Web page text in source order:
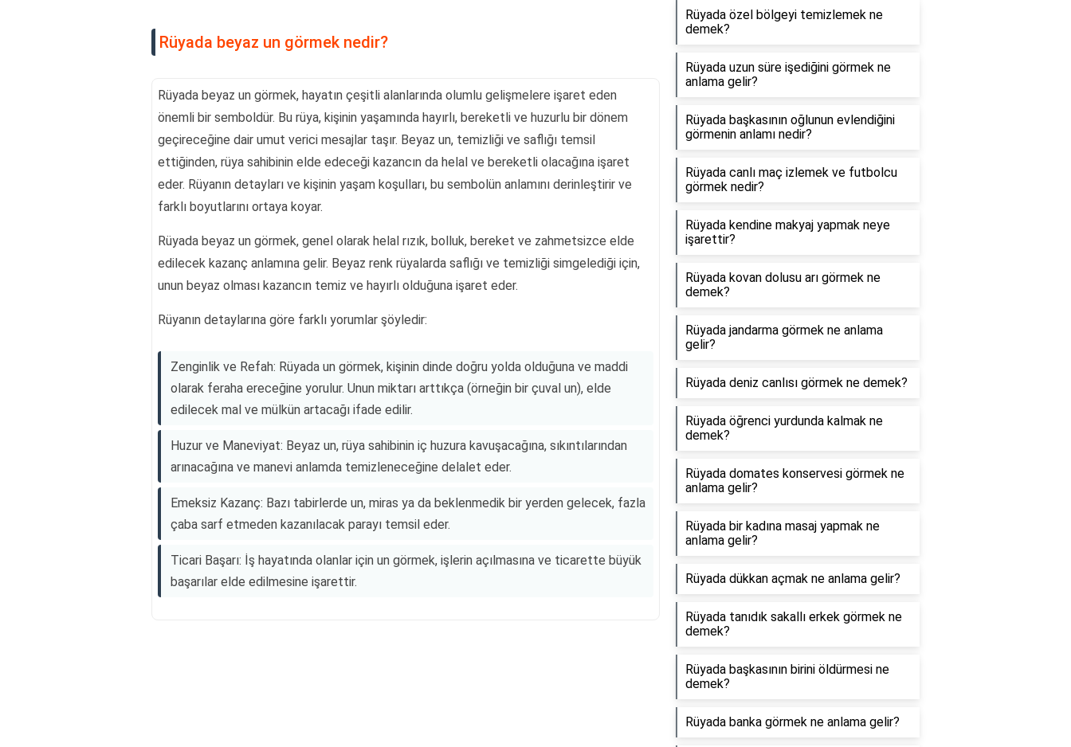
Rüyada beyaz un görmek nedir?
Rüyada beyaz un görmek, hayatın çeşitli alanlarında olumlu gelişmelere işaret eden
önemli bir semboldür. Bu rüya, kişinin yaşamında hayırlı, bereketli ve huzurlu bir dönem
geçireceğine dair umut verici mesajlar taşır. Beyaz un, temizliği ve saflığı temsil
ettiğinden, rüya sahibinin elde edeceği kazancın da helal ve bereketli olacağına işaret
eder. Rüyanın detayları ve kişinin yaşam koşulları, bu sembolün anlamını derinleştirir ve
farklı boyutlarını ortaya koyar.
Rüyada beyaz un görmek, genel olarak helal rızık, bolluk, bereket ve zahmetsizce elde
edilecek kazanç anlamına gelir. Beyaz renk rüyalarda saflığı ve temizliği simgelediği için,
unun beyaz olması kazancın temiz ve hayırlı olduğuna işaret eder.
Rüyanın detaylarına göre farklı yorumlar şöyledir:
Zenginlik ve Refah: Rüyada un görmek, kişinin dinde doğru yolda olduğuna ve maddi
olarak feraha ereceğine yorulur. Unun miktarı arttıkça (örneğin bir çuval un), elde
edilecek mal ve mülkün artacağı ifade edilir.
Huzur ve Maneviyat: Beyaz un, rüya sahibinin iç huzura kavuşacağına, sıkıntılarından
arınacağına ve manevi anlamda temizleneceğine delalet eder.
Emeksiz Kazanç: Bazı tabirlerde un, miras ya da beklenmedik bir yerden gelecek, fazla
çaba sarf etmeden kazanılacak parayı temsil eder.
Ticari Başarı: İş hayatında olanlar için un görmek, işlerin açılmasına ve ticarette büyük
başarılar elde edilmesine işarettir.
Rüyada özel bölgeyi temizlemek ne
demek?
Rüyada uzun süre işediğini görmek ne
anlama gelir?
Rüyada başkasının oğlunun evlendiğini
görmenin anlamı nedir?
Rüyada canlı maç izlemek ve futbolcu
görmek nedir?
Rüyada kendine makyaj yapmak neye
işarettir?
Rüyada kovan dolusu arı görmek ne
demek?
Rüyada jandarma görmek ne anlama
gelir?
Rüyada deniz canlısı görmek ne demek?
Rüyada öğrenci yurdunda kalmak ne
demek?
Rüyada domates konservesi görmek ne
anlama gelir?
Rüyada bir kadına masaj yapmak ne
anlama gelir?
Rüyada dükkan açmak ne anlama gelir?
Rüyada tanıdık sakallı erkek görmek ne
demek?
Rüyada başkasının birini öldürmesi ne
demek?
Rüyada banka görmek ne anlama gelir?